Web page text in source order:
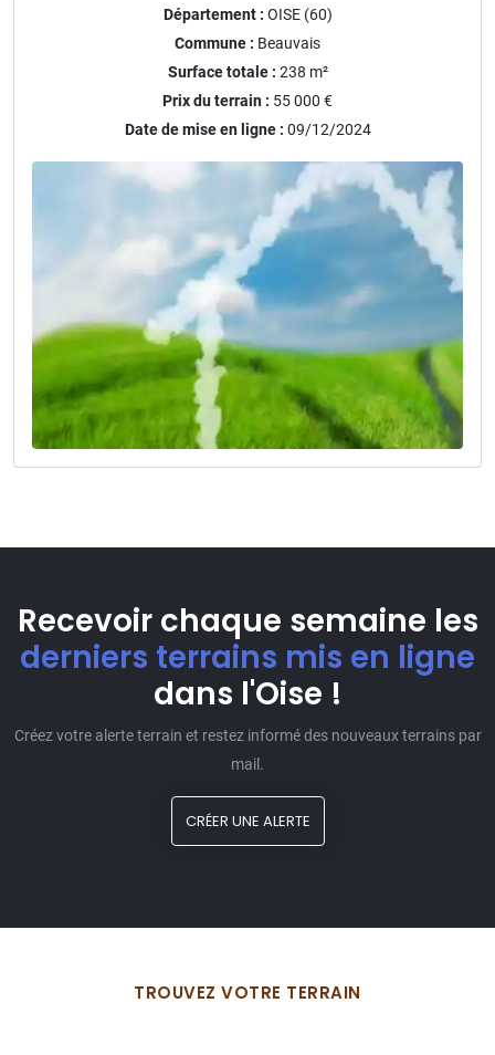
Département : OISE (60)
Commune : Beauvais
Surface totale : 238 m²
Prix du terrain : 55 000 €
Date de mise en ligne : 09/12/2024
Recevoir chaque semaine les
derniers terrains mis en ligne
dans l'Oise !
Créez votre alerte terrain et restez informé des nouveaux terrains par
mail.
CRÉER UNE ALERTE
TROUVEZ VOTRE TERRAIN